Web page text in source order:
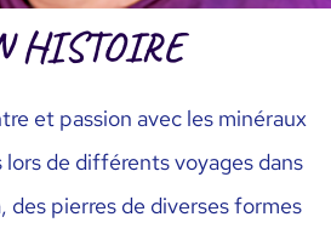
HISTOIRE
et passion avec les minéraux
de différents voyages dans
des pierres de diverses formes